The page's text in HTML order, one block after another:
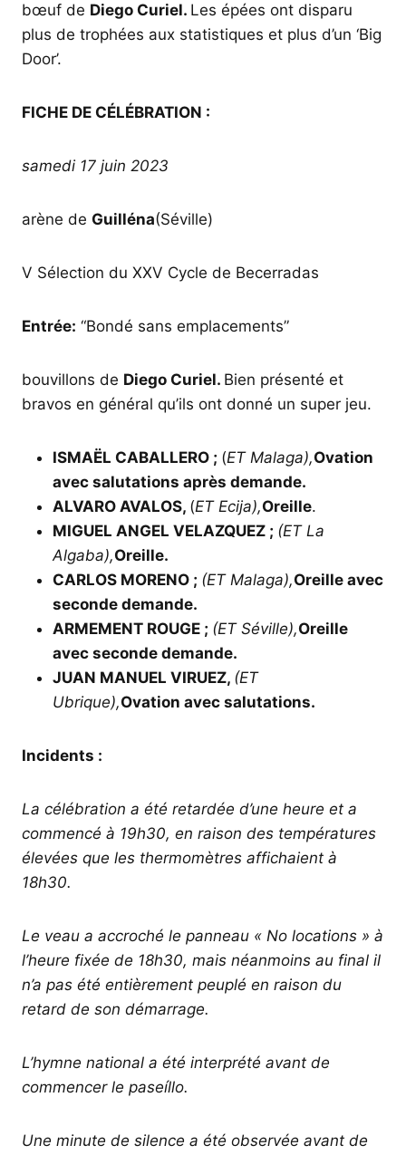
bœuf de Diego Curiel. Les épées ont disparu
plus de trophées aux statistiques et plus d’un ‘Big
Door’.
FICHE DE CÉLÉBRATION :
samedi 17 juin 2023
arène de Guilléna(Séville)
V Sélection du XXV Cycle de Becerradas
Entrée: “Bondé sans emplacements”
bouvillons de Diego Curiel. Bien présenté et
bravos en général qu’ils ont donné un super jeu.
ISMAËL CABALLERO ; (ET Malaga),Ovation
avec salutations après demande.
ALVARO AVALOS, (ET Ecija),Oreille.
MIGUEL ANGEL VELAZQUEZ ; (ET La
Algaba),Oreille.
CARLOS MORENO ; (ET Malaga),Oreille avec
seconde demande.
ARMEMENT ROUGE ; (ET Séville),Oreille
avec seconde demande.
JUAN MANUEL VIRUEZ, (ET
Ubrique),Ovation avec salutations.
Incidents :
La célébration a été retardée d’une heure et a
commencé à 19h30, en raison des températures
élevées que les thermomètres affichaient à
18h30.
Le veau a accroché le panneau « No locations » à
l’heure fixée de 18h30, mais néanmoins au final il
n’a pas été entièrement peuplé en raison du
retard de son démarrage.
L’hymne national a été interprété avant de
commencer le paseíllo.
Une minute de silence a été observée avant de